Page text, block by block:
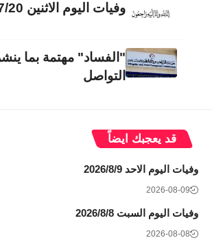
وفيات اليوم الاثنين 2026/7/20
"الفساد" مهتمة بما
التواصل
قد يعجبك ايضاً
وفيات اليوم الاحد 2026/8/9
2026-08-09
وفيات اليوم السبت 2026/8/8
2026-08-08